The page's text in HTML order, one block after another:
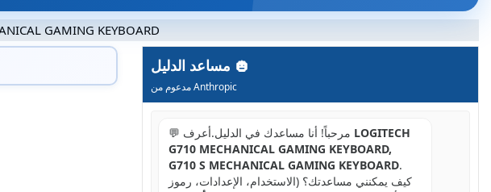
GAMING KEYBOARD
مدعوم من Anthropic
💬 مرحباً! أنا مساعدك في الدليل.أعرف LOGITECH
G710 MECHANICAL GAMING KEYBOARD,
G710 S MECHANICAL GAMING KEYBOARD.
كيف يمكنني مساعدتك؟ (الاستخدام، الإعدادات، رموز